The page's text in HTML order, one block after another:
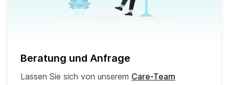
Beratung und Anfrage
Lassen Sie sich von unserem Care-Team